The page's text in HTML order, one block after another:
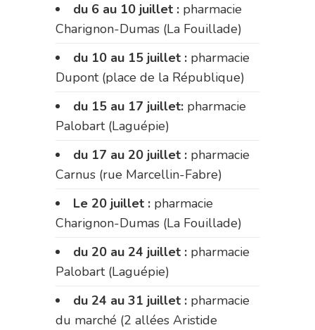
du 6 au 10 juillet : pharmacie
Charignon-Dumas (La Fouillade)
du 10 au 15 juillet : pharmacie
Dupont (place de la République)
du 15 au 17 juillet: pharmacie
Palobart (Laguépie)
du 17 au 20 juillet : pharmacie
Carnus (rue Marcellin-Fabre)
Le 20 juillet : pharmacie
Charignon-Dumas (La Fouillade)
du 20 au 24 juillet : pharmacie
Palobart (Laguépie)
du 24 au 31 juillet : pharmacie
du marché (2 allées Aristide